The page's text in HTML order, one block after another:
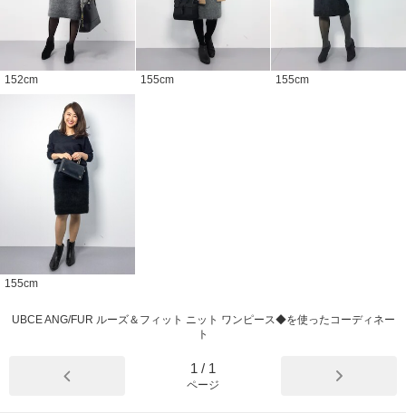
152cm 155cm 155cm
155cm
UBCE ANG/FUR ルーズ＆フィット ニット ワンピース◆を使ったコーディネー
ト
1 / 1
ページ